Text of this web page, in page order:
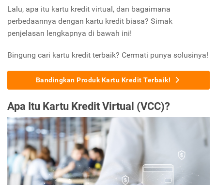
Lalu, apa itu kartu kredit virtual, dan bagaimana
perbedaannya dengan kartu kredit biasa? Simak
penjelasan lengkapnya di bawah ini!
Bingung cari kartu kredit terbaik? Cermati punya solusinya!
Bandingkan Produk Kartu Kredit Terbaik!
Apa Itu Kartu Kredit Virtual (VCC)?